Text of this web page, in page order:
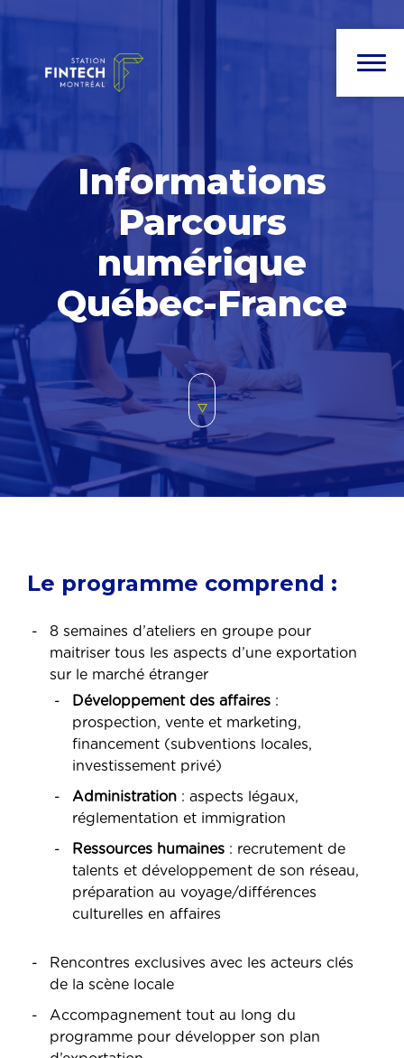
Informations
Parcours
numérique
Québec-France
Le programme comprend :
8 semaines d’ateliers en groupe pour
maitriser tous les aspects d’une exportation
sur le marché étranger
Développement des affaires :
prospection, vente et marketing,
financement (subventions locales,
investissement privé)
Administration : aspects légaux,
réglementation et immigration
Ressources humaines : recrutement de
talents et développement de son réseau,
préparation au voyage/différences
culturelles en affaires
Rencontres exclusives avec les acteurs clés
de la scène locale
Accompagnement tout au long du
programme pour développer son plan